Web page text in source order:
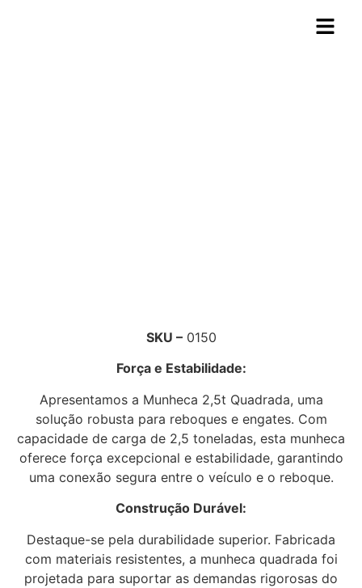
SKU –0150
Força e Estabilidade:
Apresentamos a Munheca 2,5t Quadrada, uma
solução robusta para reboques e engates. Com
capacidade de carga de 2,5 toneladas, esta munheca
oferece força excepcional e estabilidade, garantindo
uma conexão segura entre o veículo e o reboque.
Construção Durável:
Destaque-se pela durabilidade superior. Fabricada
com materiais resistentes, a munheca quadrada foi
projetada para suportar as demandas rigorosas do